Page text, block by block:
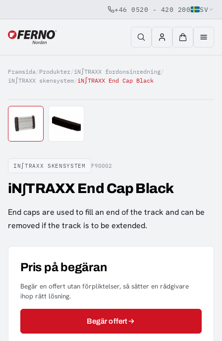
Jump to content
+46 0520 - 420 200 SV
Framsida/Produkter/iN∫TRAXX fordonsinredning/
iN∫TRAXX skensystem/iN∫TRAXX End Cap Black
IN∫TRAXX SKENSYSTEM F90002
iN∫TRAXX End Cap Black
End caps are used to fill an end of the track and can be
removed if the track is to be extended.
Pris på begäran
Begär en offert utan förpliktelser, så sätter en rådgivare
ihop rätt lösning.
Begär offert